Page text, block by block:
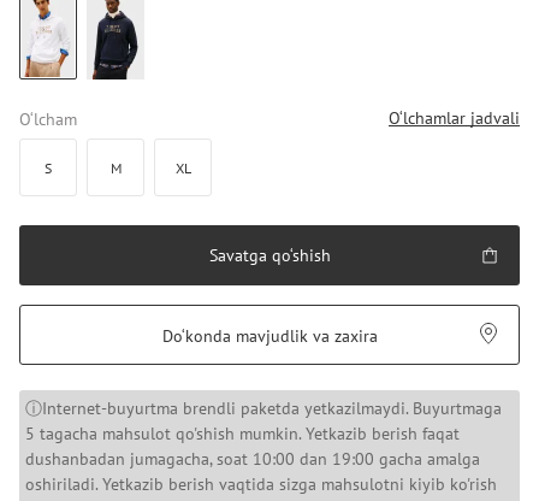
O‘lcham O‘lchamlar jadvali
S M XL
Savatga qo‘shish
Do‘konda mavjudlik va zaxira
ⓘInternet-buyurtma brendli paketda yetkazilmaydi. Buyurtmaga
5 tagacha mahsulot qo'shish mumkin. Yetkazib berish faqat
dushanbadan jumagacha, soat 10:00 dan 19:00 gacha amalga
oshiriladi. Yetkazib berish vaqtida sizga mahsulotni kiyib ko'rish